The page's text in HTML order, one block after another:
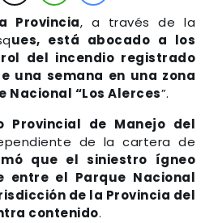
Provincia, a través de la
ues, está abocado a los
del incendio registrado
una semana en una zona
Nacional “Los Alerces”.
Provincial de Manejo del
de la cartera de
que el siniestro ígneo
entre el Parque Nacional
de la Provincia del
contenido.